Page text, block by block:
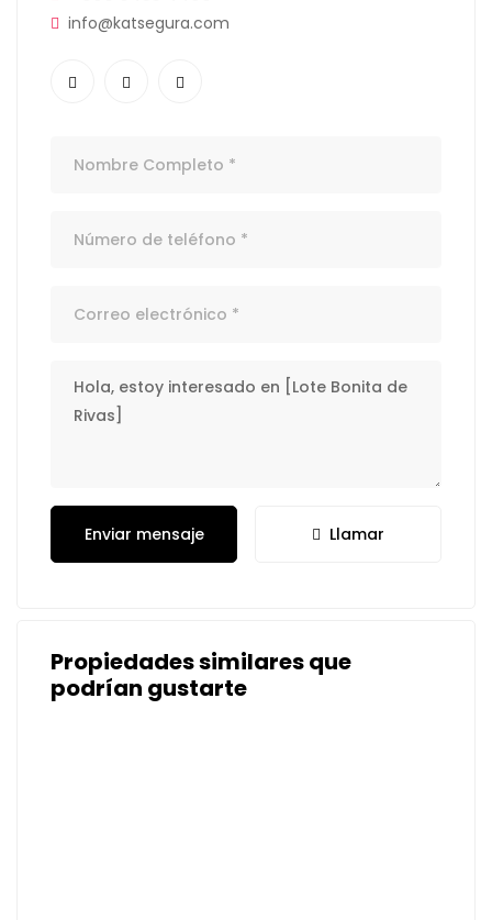
info@katsegura.com
Enviar mensaje Llamar
Propiedades similares que
podrían gustarte